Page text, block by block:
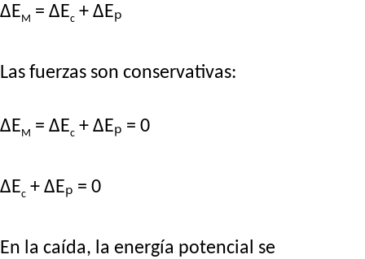
ΔE M = ΔEc + ΔEₚ
Las fuerzas son conservativas:
ΔE M = ΔEc + ΔEₚ = 0
ΔEc + ΔEₚ = 0
En la caída, la energía potencial se